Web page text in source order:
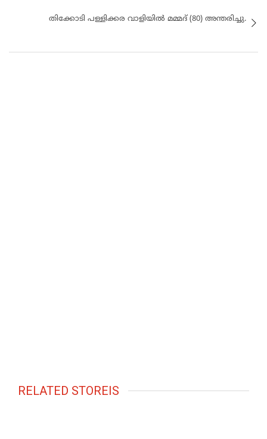
തിക്കോടി പള്ളിക്കര വാളിയിൽ മമ്മദ് (80) അന്തരിച്ചു.
RELATED STOREIS